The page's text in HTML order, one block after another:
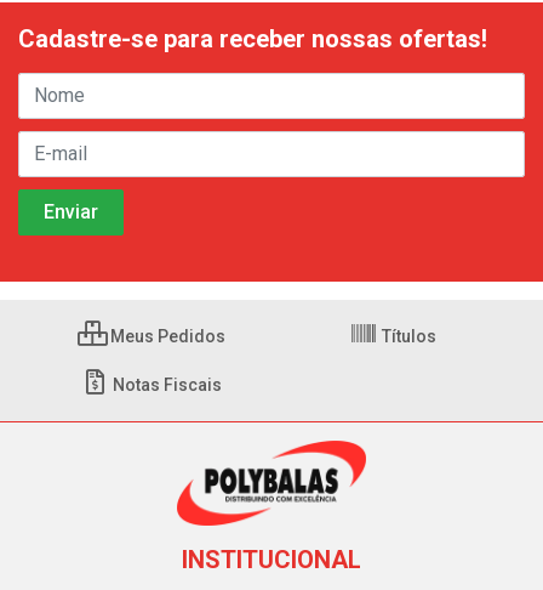
Cadastre-se para receber nossas ofertas!
Meus Pedidos Títulos
Notas Fiscais
INSTITUCIONAL